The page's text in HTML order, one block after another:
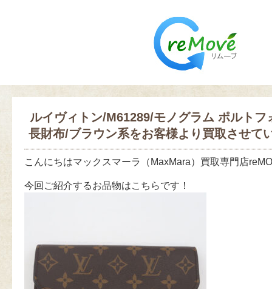
ルイヴィトン/M61289/モノグラム ポルトフ
長財布/ブラウン系をお客様より買取させて
こんにちはマックスマーラ（MaxMara）買取専門店
今回ご紹介するお品物はこちらです！